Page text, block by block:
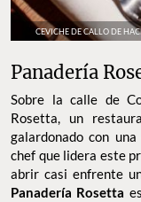
CEVICHE DE CALLO DE
Panadería
Sobre la calle de
Rosetta, un
galardonado con
chef que lidera este
abrir casi enfrente
Panadería Rosetta